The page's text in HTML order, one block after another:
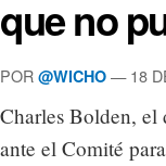
que no
POR @WICHO — 18
Charles Bolden, el
ante el Comité